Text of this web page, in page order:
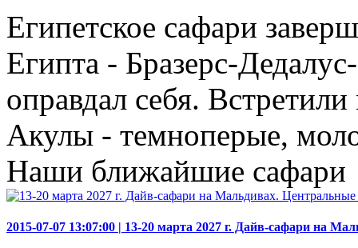
Египетское сафари
Египта - Бразерс-
оправдал себя.
Акулы - темноперые,
Наши ближайшие сафари
2015-07-07 13:07:00 | 13-20 марта 2027 г. Дайв-сафари на